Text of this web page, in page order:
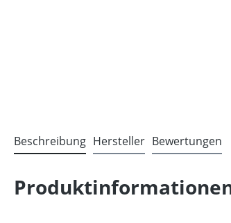
Beschreibung Hersteller Bewertungen